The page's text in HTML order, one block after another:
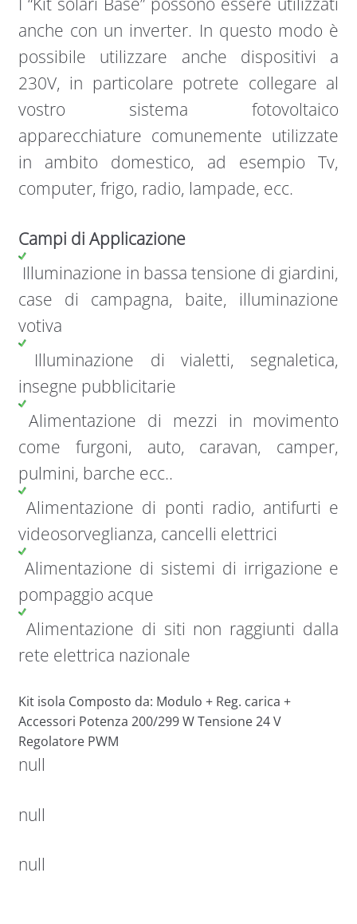
anche con un inverter. In questo modo è
possibile utilizzare anche dispositivi a
230V, in particolare potrete collegare al
vostro sistema fotovoltaico
apparecchiature comunemente utilizzate
in ambito domestico, ad esempio Tv,
computer, frigo, radio, lampade, ecc.
Campi di Applicazione
Illuminazione in bassa tensione di giardini,
case di campagna, baite, illuminazione
votiva
Illuminazione di vialetti, segnaletica,
insegne pubblicitarie
Alimentazione di mezzi in movimento
come furgoni, auto, caravan, camper,
pulmini, barche ecc..
Alimentazione di ponti radio, antifurti e
videosorveglianza, cancelli elettrici
Alimentazione di sistemi di irrigazione e
pompaggio acque
Alimentazione di siti non raggiunti dalla
rete elettrica nazionale
Kit isola Composto da: Modulo + Reg. carica +
Accessori Potenza 200/299 W Tensione 24 V
Regolatore PWM
null
null
null